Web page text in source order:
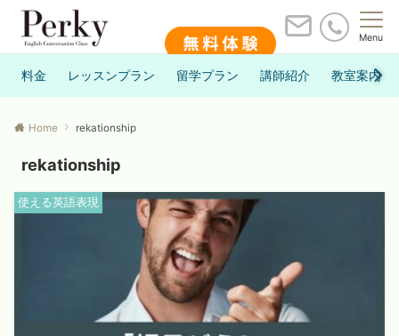
Menu
料金 レッスンプラン 留学プラン 講師紹介 教室案内
Home rekationship
rekationship
使える英語表現